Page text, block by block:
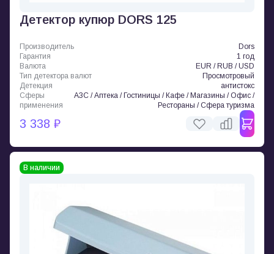
Детектор купюр DORS 125
Производитель
Dors
Гарантия
1 год
Валюта
EUR / RUB / USD
Тип детектора валют
Просмотровый
Детекция
антистокс
Сферы
применения
АЗС / Аптека / Гостиницы / Кафе / Магазины / Офис /
Рестораны / Сфера туризма
3 338 ₽
В наличии